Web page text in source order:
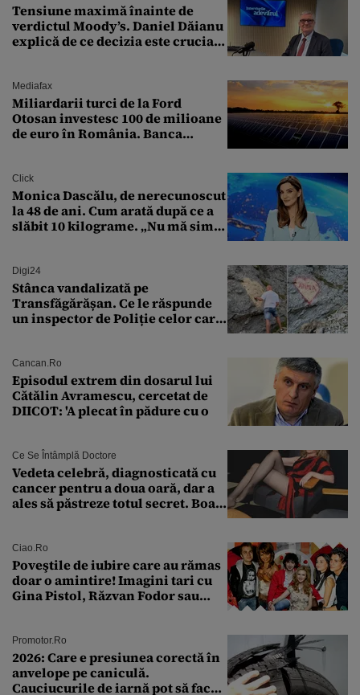
Tensiune maximă înainte de
verdictul Moody’s. Daniel Dăianu
explică de ce decizia este crucială
Mediafax
Miliardarii turci de la Ford
Otosan investesc 100 de milioane
de euro în România. Banca
Click
Monica Dascălu, de nerecunoscut
la 48 de ani. Cum arată după ce a
slăbit 10 kilograme. „Nu mă simt
Digi24
Stânca vandalizată pe
Transfăgărășan. Ce le răspunde
un inspector de Poliție celor care
Cancan.ro
Episodul extrem din dosarul lui
Cătălin Avramescu, cercetat de
DIICOT: 'A plecat în pădure cu o
Ce Se Întâmplă Doctore
Vedeta celebră, diagnosticată cu
cancer pentru a doua oară, dar a
ales să păstreze totul secret. Boala
Ciao.ro
Poveştile de iubire care au rămas
doar o amintire! Imagini tari cu
Gina Pistol, Răzvan Fodor sau
Promotor.ro
2026: Care e presiunea corectă în
anvelope pe caniculă.
Cauciucurile de iarnă pot să facă